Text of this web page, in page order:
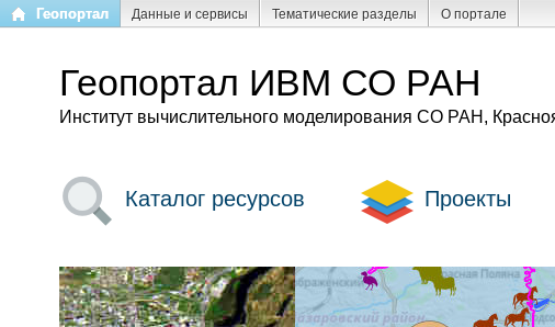
Перейти
содержанию
Геопортал Данные и сервисы Тематические разделы О портале
Геопортал ИВМ СО РАН
Институт вычислительного моделирования СО РАН,
Каталог ресурсов Проекты